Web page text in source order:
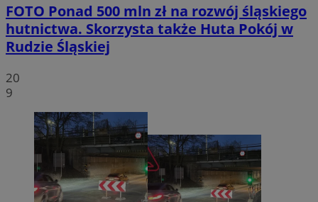
FOTO Ponad 500 mln zł na rozwój śląskiego
hutnictwa. Skorzysta także Huta Pokój w
Rudzie Śląskiej
20
9